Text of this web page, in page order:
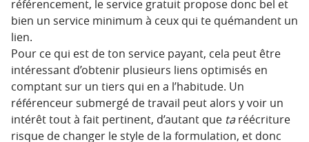
référencement, le service gratuit propose donc bel et
bien un service minimum à ceux qui te quémandent un
lien.
Pour ce qui est de ton service payant, cela peut être
intéressant d’obtenir plusieurs liens optimisés en
comptant sur un tiers qui en a l’habitude. Un
référenceur submergé de travail peut alors y voir un
intérêt tout à fait pertinent, d’autant que taréécriture
risque de changer le style de la formulation, et donc